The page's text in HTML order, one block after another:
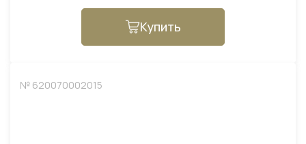
Купить
№ 620070002015